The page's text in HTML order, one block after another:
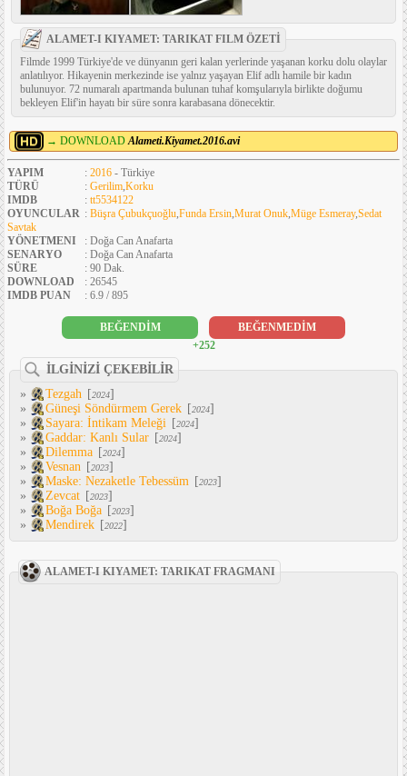
ALAMET-I KIYAMET: TARIKAT FILM ÖZETİ
Filmde 1999 Türkiye'de ve dünyanın geri kalan yerlerinde yaşanan korku dolu olaylar
anlatılıyor. Hikayenin merkezinde ise yalnız yaşayan Elif adlı hamile bir kadın
bulunuyor. 72 numaralı apartmanda bulunan tuhaf komşularıyla birlikte doğumu
bekleyen Elif'in hayatı bir süre sonra karabasana dönecektir.
→ DOWNLOADAlameti.Kiyamet.2016.avi
YAPIM : 2016 - Türkiye
TÜRÜ
: Gerilim,Korku
IMDB
: tt5534122
OYUNCULAR : Büşra Çubukçuoğlu,Funda Ersin,Murat Onuk,Müge Esmeray,Sedat
Savtak
YÖNETMENI
: Doğa Can Anafarta
SENARYO
: Doğa Can Anafarta
SÜRE
: 90 Dak.
DOWNLOAD
: 26545
IMDB PUAN
: 6.9 / 895
BEĞENDİM
BEĞENMEDİM
+252
İLGİNİZİ ÇEKEBİLİR
»
Tezgah [2024]
»
Güneşi Söndürmem Gerek [2024]
»
Sayara: İntikam Meleği [2024]
»
Gaddar: Kanlı Sular [2024]
»
Dilemma [2024]
»
Vesnan [2023]
»
Maske: Nezaketle Tebessüm [2023]
»
Zevcat [2023]
»
Boğa Boğa [2023]
»
Mendirek [2022]
ALAMET-I KIYAMET: TARIKAT FRAGMANI